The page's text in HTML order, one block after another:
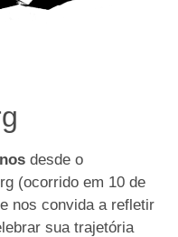
desde o
(ocorrido em 10 de
nos convida a refletir
sua trajetória